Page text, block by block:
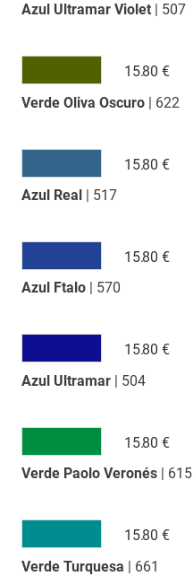
Azul Ultramar Violet| 507
Verde Oliva Oscuro| 622
15.80 €
Azul Real| 517
15.80 €
Azul Ftalo| 570
15.80 €
Azul Ultramar| 504
15.80 €
Verde Paolo Veronés| 615
15.80 €
Verde Turquesa | 661
15.80 €